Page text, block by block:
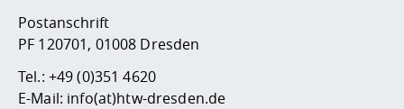
Postanschrift
PF 120701, 01008 Dresden
Tel.: +49 (0)351 4620
E-Mail: info(at)htw-dresden.de